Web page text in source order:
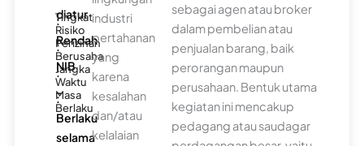
diatur
Tingkat
Risiko
:
Rendah
Perizinan
Berusaha
:
NIB
Jangka
Waktu
:
-
Masa
Berlaku
:
Berlaku
selama
industri
pertahanan
yang
karena
kesalahan
dan/atau
kelalaian
sebagai agen atau broker
dalam pembelian atau
penjualan barang, baik
perorangan maupun
perusahaan. Bentuk utama
kegiatan ini mencakup
pedagang atau saudagar